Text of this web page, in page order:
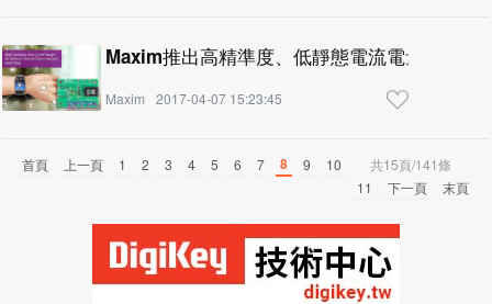
Maxim推出高精準度、低靜態電流電量計，大
Maxim 2017-04-07 15:23:45
共15頁/141條
首頁 上一頁 1 2 3 4 5 6 7 8 9
10
11
下一頁 末頁